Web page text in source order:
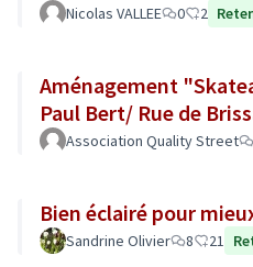
Nicolas VALLEE 0 2
Aménagement
Paul Bert/ Rue de
Association Quality Street
Bien éclairé
Sandrine Olivier 8 21